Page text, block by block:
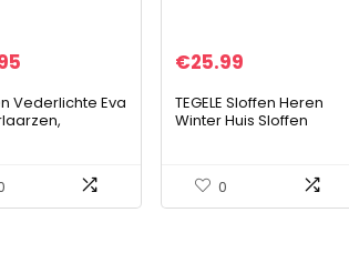
Vederlichte Eva
gevoerde
€25.99
TEGELE Sloffen Heren
Winter Huis Sloffen
Zool voor Binnen/Buiten
Donker…
0